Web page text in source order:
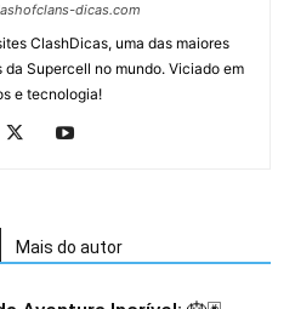
dicas.com
ClashDicas, uma das maiores
Supercell no mundo. Viciado em
e tecnologia!
Mais do autor